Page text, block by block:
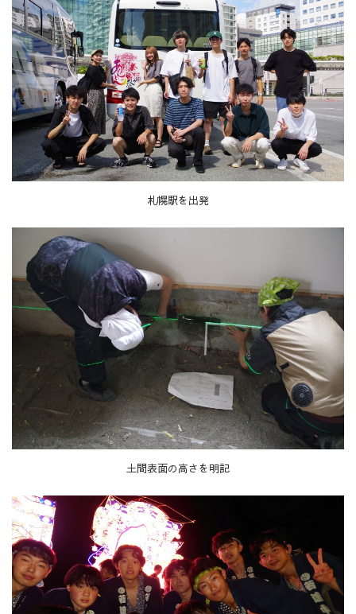
札幌駅を出発
土間表面の高さを明記